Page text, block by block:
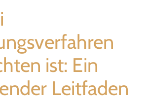
ist: Ein
Leitfaden